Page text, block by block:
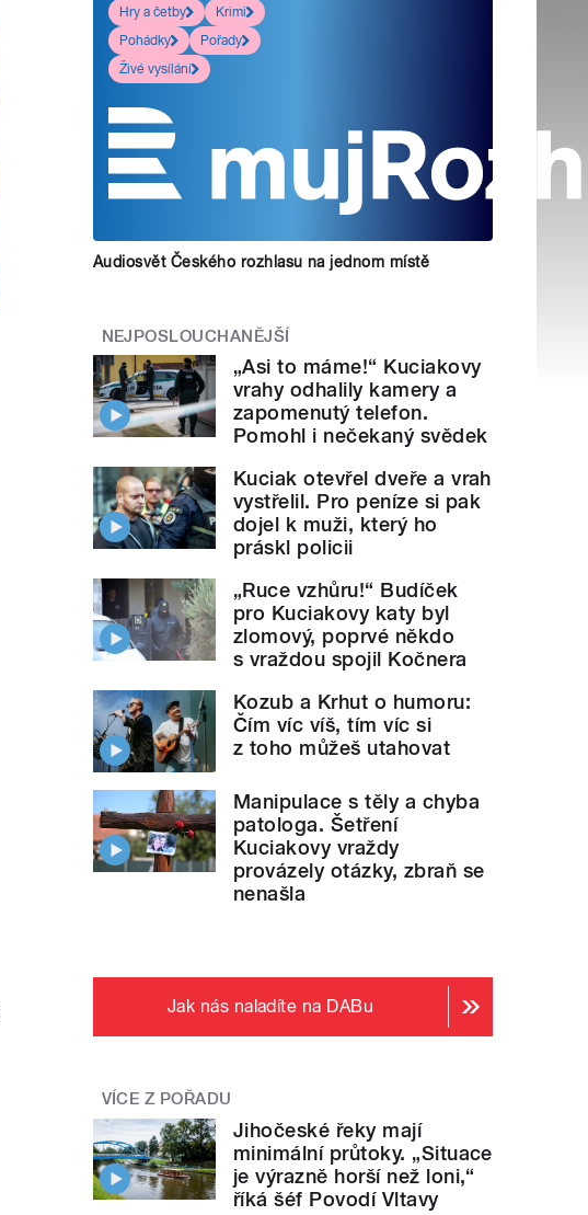
Hry a četby
Krimi
Pohádky
Pořady
Živé vysílání
Audiosvět Českého rozhlasu na jednom místě
NEJPOSLOUCHANĚJŠÍ
„Asi to máme!“ Kuciakovy
vrahy odhalily kamery a
zapomenutý telefon.
Pomohl i nečekaný svědek
Kuciak otevřel dveře a vrah
vystřelil. Pro peníze si pak
dojel k muži, který ho
práskl policii
„Ruce vzhůru!“ Budíček
pro Kuciakovy katy byl
zlomový, poprvé někdo
s vraždou spojil Kočnera
Kozub a Krhut o humoru:
Čím víc víš, tím víc si
z toho můžeš utahovat
Manipulace s těly a chyba
patologa. Šetření
Kuciakovy vraždy
provázely otázky, zbraň se
nenašla
Jak nás naladíte na DABu
VÍCE Z POŘADU
Jihočeské řeky mají
minimální průtoky. „Situace
je výrazně horší než loni,“
říká šéf Povodí Vltavy